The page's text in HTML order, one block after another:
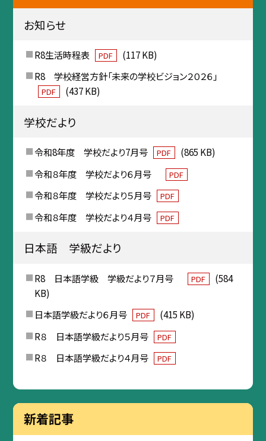
お知らせ
R8生活時程表 PDF
(117 KB)
R8 学校経営方針「未来の学校ビジョン２０２６」
PDF (437 KB)
学校だより
令和8年度 学校だより7月号 PDF
(865 KB)
令和８年度 学校だより６月号
PDF
令和８年度 学校だより５月号 PDF
令和８年度 学校だより４月号 PDF
日本語 学級だより
R8 日本語学級 学級だより７月号 PDF
(584
KB)
日本語学級だより６月号
PDF
(415 KB)
R８ 日本語学級だより５月号
PDF
R８ 日本語学級だより４月号 PDF
新着記事